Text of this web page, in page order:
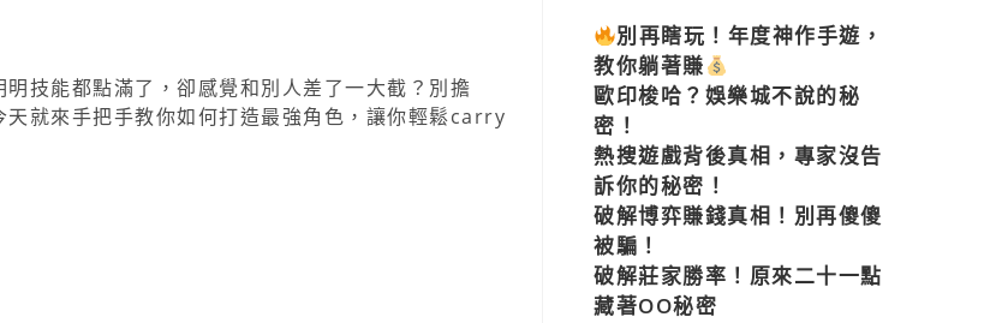
技能都點滿了，卻感覺和別人差了一大截？別擔
就來手把手教你如何打造最強角色，讓你輕鬆carry
別再瞎玩！年度神作手遊，
教你躺著賺
歐印梭哈？娛樂城不說的秘
密！
熱搜遊戲背後真相，專家沒告
訴你的秘密！
破解博弈賺錢真相！別再傻傻
被騙！
破解莊家勝率！原來二十一點
藏著OO秘密